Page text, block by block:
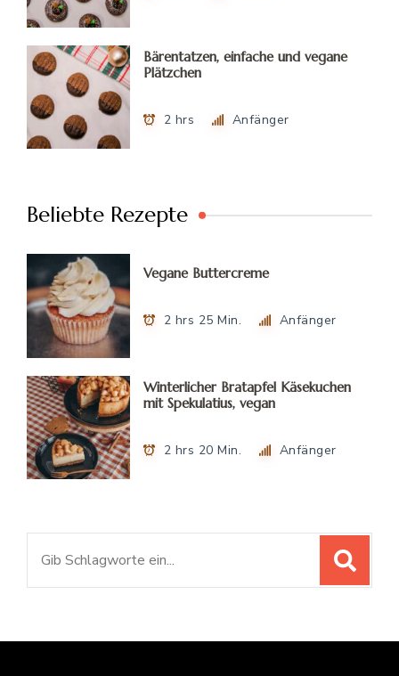
Bärentatzen, einfache und vegane
Plätzchen
2 hrs Anfänger
Beliebte Rezepte
Vegane Buttercreme
2 hrs 25 Min. Anfänger
Winterlicher Bratapfel Käsekuchen
mit Spekulatius, vegan
2 hrs 20 Min. Anfänger